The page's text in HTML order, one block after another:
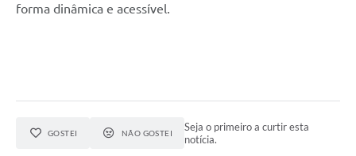
forma dinâmica e acessível.
GOSTEI NÃO GOSTEI
Seja o primeiro a curtir esta
notícia.